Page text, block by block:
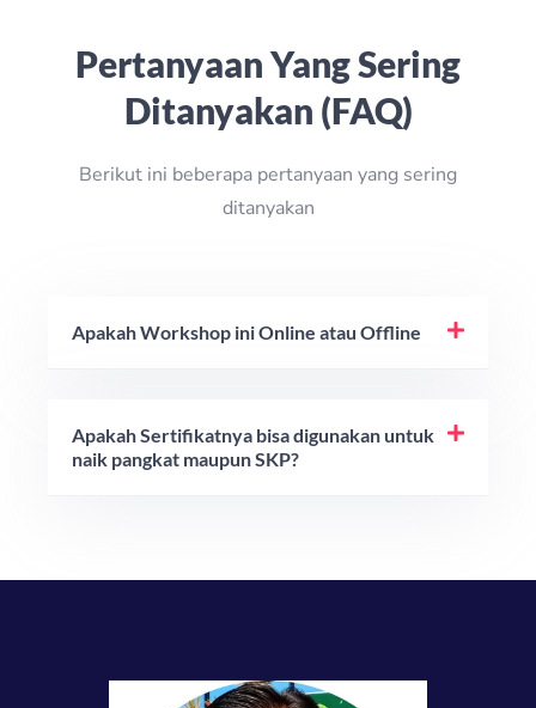
Pertanyaan Yang Sering
Ditanyakan (FAQ)
Berikut ini beberapa pertanyaan yang sering
ditanyakan
Apakah Workshop ini Online atau Offline
Apakah Sertifikatnya bisa digunakan untuk
naik pangkat maupun SKP?